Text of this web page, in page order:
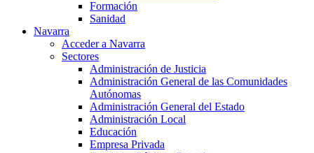
Formación
Sanidad
Navarra
Acceder a Navarra
Sectores
Administración de Justicia
Administración General de las Comunidades
Autónomas
Administración General del Estado
Administración Local
Educación
Empresa Privada